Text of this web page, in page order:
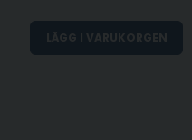
LÄGG I VARUKORGEN